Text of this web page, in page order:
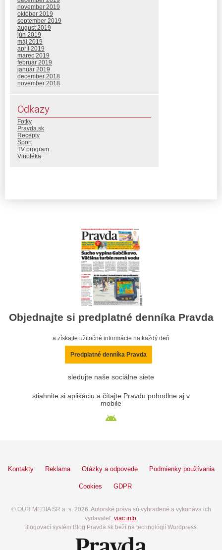
november 2019
október 2019
september 2019
august 2019
jún 2019
máj 2019
apríl 2019
marec 2019
február 2019
január 2019
december 2018
november 2018
Odkazy
Fotky
Pravda.sk
Recepty
Šport
TV program
Vinotéka
Objednajte si predplatné denníka Pravda
a získajte užitočné informácie na každý deň
Predplatné denníka Pravda
sledujte naše sociálne siete
stiahnite si aplikáciu a čítajte Pravdu pohodlne aj v
mobile
Kontakty Reklama Otázky a odpovede Podmienky používania
Cookies GDPR
© OUR MEDIA SR a. s. 2026. Autorské práva sú vyhradené a vykonáva ich
vydavateľ, viac info.
Blogovací systém Blog.Pravda.sk beží na technológií Wordpress.